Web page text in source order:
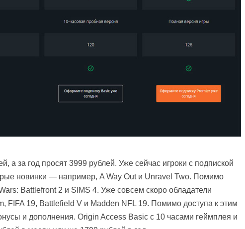
а за год просят 3999 рублей. Уже сейчас игроки с подпиской
новинки — например, A Way Out и Unravel Two. Помимо
Battlefront 2 и SIMS 4. Уже совсем скоро обладатели
FIFA 19, Battlefield V и Madden NFL 19. Помимо доступа к этим
и дополнения. Origin Access Basic c 10 часами геймплея и